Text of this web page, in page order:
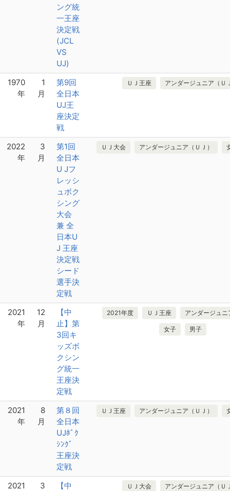
ング統
一王座
決定戦
(JCL
VS
UJ)
1970
年
1
月
第9回
全日本
UJ王
座決定
戦
ＵＪ王座 アンダージュニア（Ｕ
2022
年
3
月
第1回
全日本
U Jフ
レッシ
ュボク
シング
大会
兼 全
日本U
J 王座
決定戦
シード
選手決
定戦
ＵＪ大会 アンダージュニア（ＵＪ）
2021
年
12
月
【中
止】第
3回キ
ッズボ
クシン
グ統一
王座決
定戦
2021年度 ＵＪ王座 アンダージュニ
女子 男子
2021
年
8
月
第８回
全日本
UJﾎﾞｸ
ｼﾝｸﾞ
王座決
定戦
ＵＪ王座 アンダージュニア（ＵＪ）
2021
3
【中
ＵＪ大会 アンダージュニア（Ｕ